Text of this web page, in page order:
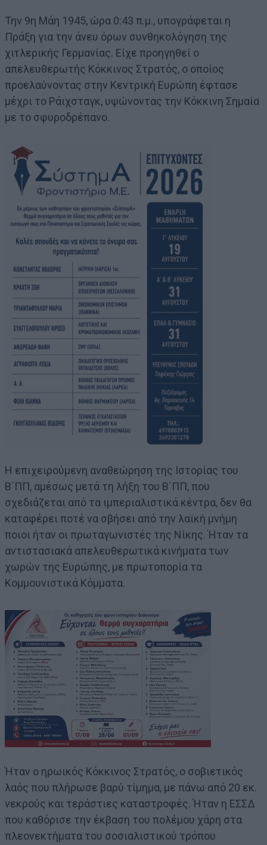
Την 9η Μάη 1945, ώρα 0:43 π.μ., υπογράφεται η
Πράξη για την άνευ όρων συνθηκολόγηση της
χιτλερικής Γερμανίας. Είχε προηγηθεί ο
απελευθερωτής Κόκκινος Στρατός, ο οποίος
προελαύνοντας στην Κεντρική Ευρώπη έφτασε
μέχρι το Ράιχσταγκ, υψώνοντας την Κόκκινη Σημαία
με το σφυροδρέπανο.
Η επιχειρούμενη αναθεώρηση της Ιστορίας του
Β΄ΠΠ, αμέσως μετά τη λήξη του Β΄ΠΠ, που
σχεδιάζεται από τα ιμπεριαλιστικά κέντρα, δεν θα
καταφέρει ποτέ να σβήσει από την λαϊκή μνήμη
ποιοι ήταν οι πρωταγωνιστές της Νίκης. Ήταν τα
αντιστασιακά απελευθερωτικά κινήματα των
χωρών της Ευρώπης, με πρωτοπορία τα
Κομμουνιστικά Κόμματα.
Ήταν ο ηρωικός Κόκκινος Στρατός, ο σοβιετικός
λαός που πλήρωσε βαρύ τίμημα, με πάνω από 20 εκ.
νεκρούς και τεράστιες καταστροφές. Ήταν η ΕΣΣΔ
που καθόρισε την έκβαση του πολέμου χάρη στα
πλεονεκτήματα του σοσιαλιστικού τρόπου